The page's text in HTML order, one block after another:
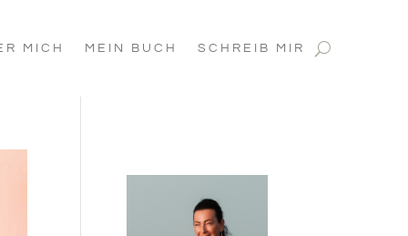
MICH MEIN BUCH SCHREIB MIR